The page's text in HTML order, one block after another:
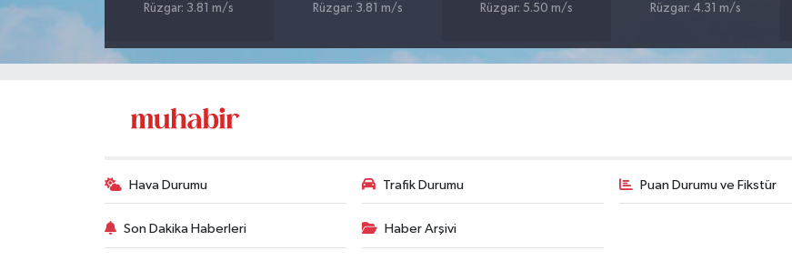
Rüzgar: 3.81 m/s
Rüzgar: 3.81 m/s
Rüzgar: 5.50 m/s
Rüzgar: 4.31 m/s
Hava Durumu Trafik Durumu Puan Durumu ve Fikstür
Son Dakika Haberleri Haber Arşivi